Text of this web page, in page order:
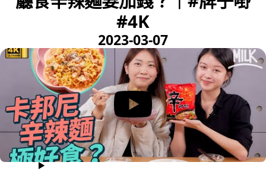
#4K
2023-03-07